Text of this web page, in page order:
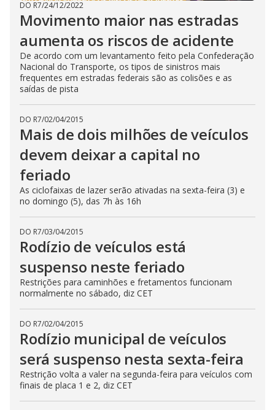
DO R7/24/12/2022
Movimento maior nas estradas
aumenta os riscos de acidente
De acordo com um levantamento feito pela Confederação
Nacional do Transporte, os tipos de sinistros mais
frequentes em estradas federais são as colisões e as
saídas de pista
DO R7/02/04/2015
Mais de dois milhões de veículos
devem deixar a capital no
feriado
As ciclofaixas de lazer serão ativadas na sexta-feira (3) e
no domingo (5), das 7h às 16h
DO R7/03/04/2015
Rodízio de veículos está
suspenso neste feriado
Restrições para caminhões e fretamentos funcionam
normalmente no sábado, diz CET
DO R7/02/04/2015
Rodízio municipal de veículos
será suspenso nesta sexta-feira
Restrição volta a valer na segunda-feira para veículos com
finais de placa 1 e 2, diz CET